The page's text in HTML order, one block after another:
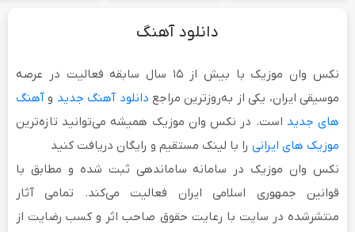
دانلود آهنگ
نکس وان موزیک با بیش از ۱۵ سال سابقه فعالیت
در عرصه
موسیقی ایران، یکی از به‌روزترین مراجع دانلود آهنگ جدید و آهنگ
های جدید است. در نکس وان موزیک همیشه می‌توانید تازه‌ترین
موزیک های ایرانی را با لینک مستقیم و رایگان دریافت کنید
نکس وان موزیک در سامانه ساماندهی ثبت شده و مطابق با
قوانین جمهوری اسلامی ایران فعالیت می‌کند. تمامی آثار
منتشرشده در سایت با رعایت حقوق صاحب اثر و کسب رضایت از